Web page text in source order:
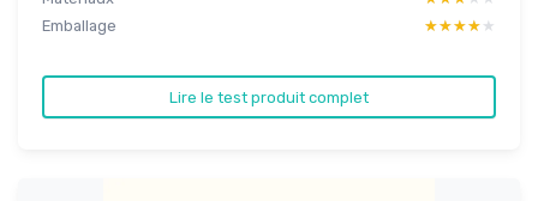
Emballage
★★★★★
★★★★★
Lire le test produit complet